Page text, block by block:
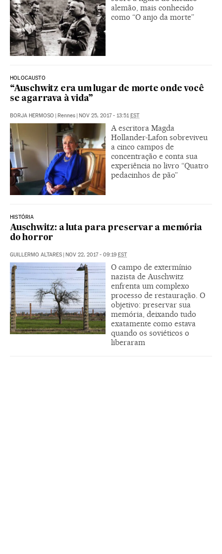
alemão, mais conhecido
como “O anjo da morte”
HOLOCAUSTO
“Auschwitz era um lugar de morte onde você
se agarrava à vida”
BORJA HERMOSO | Rennes | NOV 25, 2017 - 13:51EST
A escritora Magda
Hollander-Lafon sobreviveu
a cinco campos de
concentração e conta sua
experiência no livro “Quatro
pedacinhos de pão”
HISTÓRIA
Auschwitz: a luta para preservar a memória
do horror
GUILLERMO ALTARES | NOV 22, 2017 - 09:19 EST
O campo de extermínio
nazista de Auschwitz
enfrenta um complexo
processo de restauração. O
objetivo: preservar sua
memória, deixando tudo
exatamente como estava
quando os soviéticos o
liberaram